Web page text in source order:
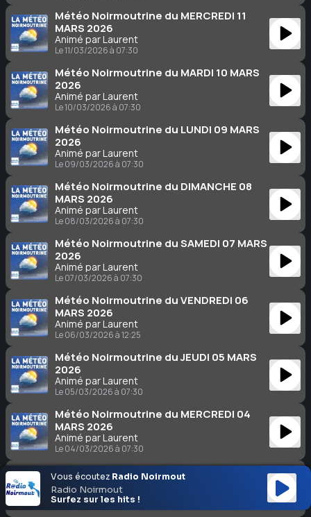
Météo Noirmoutrine du MERCREDI 11
MARS 2026
Animé par Laurent
Le 11/03/2026 à 07:30
Météo Noirmoutrine du MARDI 10 MARS
2026
Animé par Laurent
Le 10/03/2026 à 07:30
Météo Noirmoutrine du LUNDI 09 MARS
2026
Animé par Laurent
Le 09/03/2026 à 07:30
Météo Noirmoutrine du DIMANCHE 08
MARS 2026
Animé par Laurent
Le 08/03/2026 à 07:30
Météo Noirmoutrine du SAMEDI 07 MARS
2026
Animé par Laurent
Le 07/03/2026 à 07:30
Météo Noirmoutrine du VENDREDI 06
MARS 2026
Animé par Laurent
Le 06/03/2026 à 12:25
Météo Noirmoutrine du JEUDI 05 MARS
2026
Animé par Laurent
Le 05/03/2026 à 07:30
Météo Noirmoutrine du MERCREDI 04
MARS 2026
Animé par Laurent
Le 04/03/2026 à 07:30
Météo Noirmoutrine du MARDI 03 MARS
2026
Animé par Laurent
Le 03/03/2026 à 07:30
Vous écoutez Radio Noirmout
Radio Noirmout
Surfez sur les hits !